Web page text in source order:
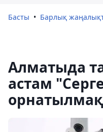
Басты Барлық
Алматыда
астам
орнатылмақ